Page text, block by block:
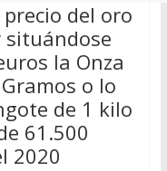
del oro
situándose
la Onza
o lo
de 1 kilo
61.500
2020